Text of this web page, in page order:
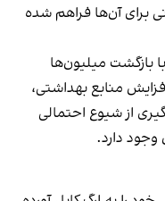
برای آن‌ها فراهم شده
بازگشت میلیون‌ها
منابع بهداشتی،
از شیوع احتمالی
وجود دارد.